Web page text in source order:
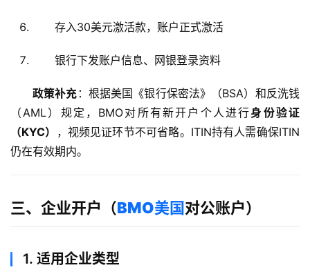
存入30美元激活款，账户正式激活
银行下发账户信息、网银登录资料
政策补充 ：根据美国《银行保密法》（BSA）和反洗钱
（AML）规定，BMO对所有新开户个人进行身份验证
（KYC）
，视频见证环节不可省略。ITIN持有人需确保ITIN
仍在有效期内。
三、企业开户（BMO美国对公账户）
1. 适用企业类型